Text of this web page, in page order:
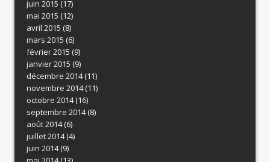
juin 2015 (17)
mai 2015 (12)
avril 2015 (8)
mars 2015 (6)
février 2015 (9)
janvier 2015 (9)
décembre 2014(11)
novembre 2014(11)
octobre 2014(16)
septembre 2014(8)
août 2014(6)
juillet 2014(4)
juin 2014(9)